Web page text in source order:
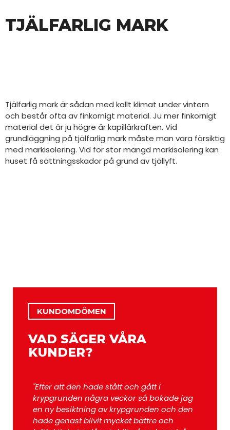
TJÄLFARLIG MARK
Tjälfarlig mark är sådan med kallt klimat under vintern
och består ofta av finkornigt material. Ju mer finkornigt
material det är ju högre är kapillärkraften. Vid
grundläggning på tjälfarlig mark måste man vara försiktig
med markisolering. Vid för stor mängd markisolering kan
huset få sättningsskador på grund av tjällyft.
KUNDOMDÖMEN
VAD SÄGER VÅRA
KUNDER?
"Efter att den hade stått och gått i
krypgrunden några veckor så bokade jag
en ny besiktning av krypgrunden och den
hade genast blivit mycket bättre och